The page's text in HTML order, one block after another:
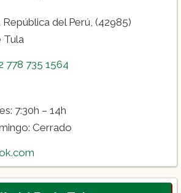
República del Perú, (42985)
778 735 1564
7:30h – 14h
Cerrado